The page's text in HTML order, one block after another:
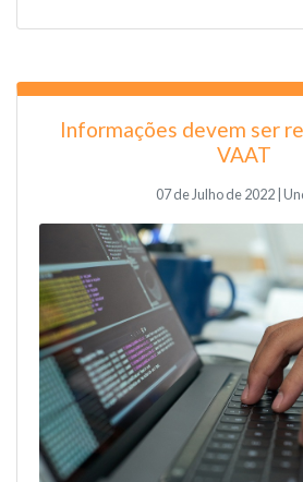
Informações devem ser
VAAT
07 de Julho de 2022 |